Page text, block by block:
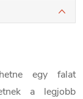
egy falat
a legjobb